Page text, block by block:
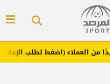
لطلب الإعلان)